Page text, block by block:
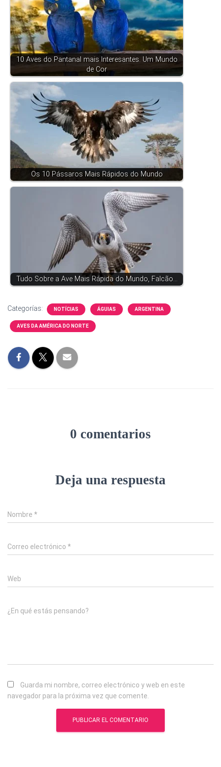
10 Aves do Pantanal mais Interesantes. Um Mundo
de Cor
Os 10 Pássaros Mais Rápidos do Mundo
Tudo Sobre a Ave Mais Rápida do Mundo, Falcão…
Categorías: NOTÍCIAS ÁGUIAS ARGENTINA
AVES DA AMÉRICA DO NORTE
0 comentarios
Deja una respuesta
Nombre *
Correo electrónico *
Web
¿En qué estás pensando?
Guarda mi nombre, correo electrónico y web en este
navegador para la próxima vez que comente.